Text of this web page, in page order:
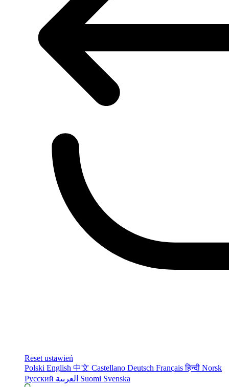
Reset ustawień
Polski English 中文 Castellano Deutsch Françaisहिन्दी Norsk
Русский
Suomi Svenska